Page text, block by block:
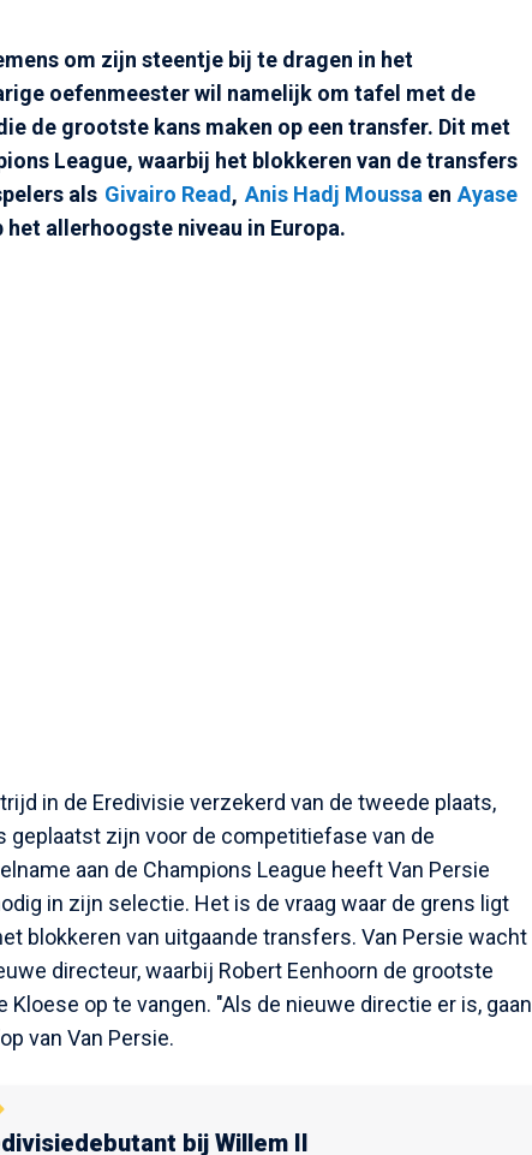
om zijn steentje bij te dragen in het
oefenmeester wil namelijk om tafel met de
de grootste kans maken op een transfer. Dit met
League, waarbij het blokkeren van de transfers
als Givairo Read , Anis Hadj Moussa en Ayase
allerhoogste niveau in Europa.
in de Eredivisie verzekerd van de tweede plaats,
zijn voor de competitiefase van de
aan de Champions League heeft Van Persie
in zijn selectie. Het is de vraag waar de grens ligt
blokkeren van uitgaande transfers. Van Persie wacht
directeur, waarbij Robert Eenhoorn de grootste
op te vangen. "Als de nieuwe directie er is, gaan
van Van Persie.
bij Willem II